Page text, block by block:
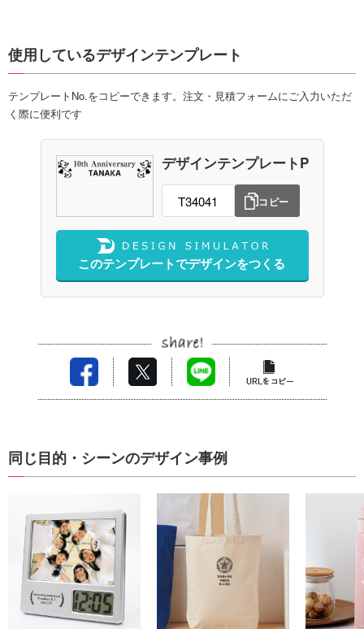
使用しているデザインテンプレート
テンプレートNo.をコピーできます。注文・見積フォームにご入力いただ
く際に便利です
デザインテンプレートP
コピー
このテンプレートでデザインをつくる
同じ目的・シーンのデザイン事例